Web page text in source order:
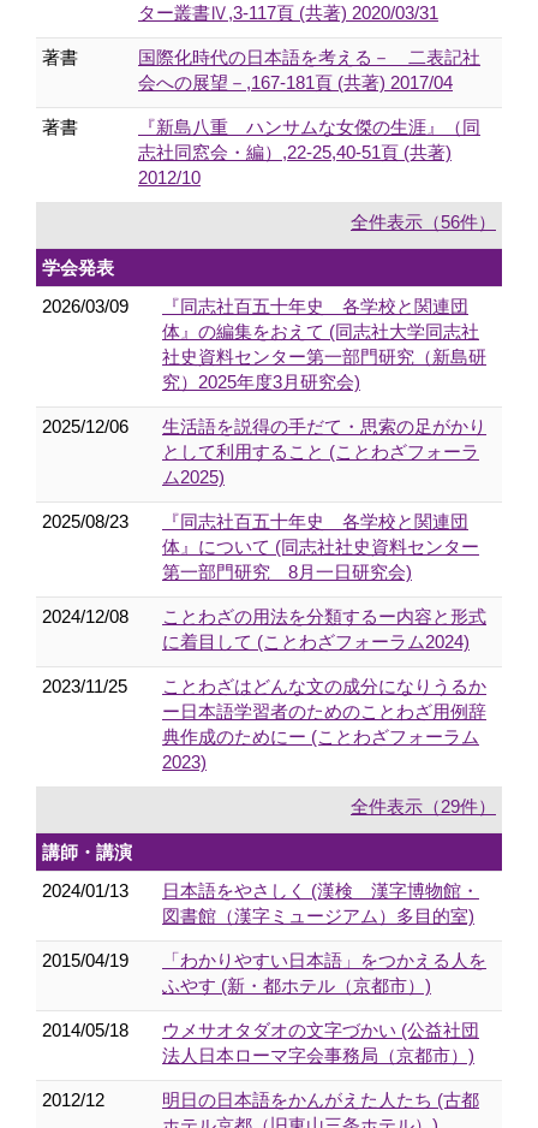
ター叢書Ⅳ,3-117頁 (共著) 2020/03/31
著書
国際化時代の日本語を考える－ 二表記社
会への展望－,167-181頁 (共著) 2017/04
著書
『新島八重 ハンサムな女傑の生涯』（同
志社同窓会・編）,22-25,40-51頁 (共著)
2012/10
全件表示（56件）
学会発表
2026/03/09
『同志社百五十年史 各学校と関連団
体』の編集をおえて (同志社大学同志社
社史資料センター第一部門研究（新島研
究）2025年度3月研究会)
2025/12/06
生活語を説得の手だて・思索の足がかり
として利用すること (ことわざフォーラ
ム2025)
2025/08/23
『同志社百五十年史 各学校と関連団
体』について (同志社社史資料センター
第一部門研究 8月一日研究会)
2024/12/08
ことわざの用法を分類するー内容と形式
に着目して (ことわざフォーラム2024)
2023/11/25
ことわざはどんな文の成分になりうるか
ー日本語学習者のためのことわざ用例辞
典作成のためにー (ことわざフォーラム
2023)
全件表示（29件）
講師・講演
2024/01/13
日本語をやさしく (漢検 漢字博物館・
図書館（漢字ミュージアム）多目的室)
2015/04/19
「わかりやすい日本語」をつかえる人を
ふやす (新・都ホテル（京都市）)
2014/05/18
ウメサオタダオの文字づかい (公益社団
法人日本ローマ字会事務局（京都市）)
2012/12
明日の日本語をかんがえた人たち (古都